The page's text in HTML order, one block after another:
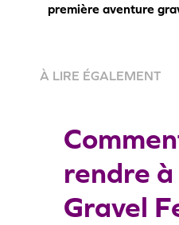
première aventure
À LIRE ÉGALEMENT
rendre à
Gravel